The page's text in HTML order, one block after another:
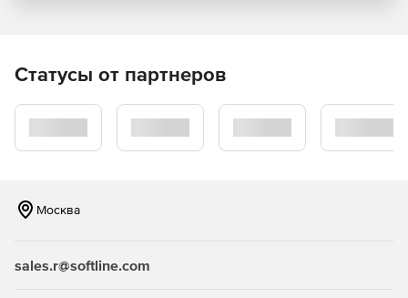
быстрого и удобного нанесения на растры, не
имеющие регулярной сетки;
Статусы от партнеров
Москва
sales.r@softline.com